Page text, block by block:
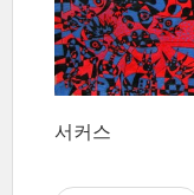
서커스